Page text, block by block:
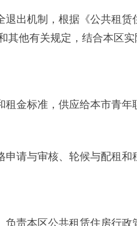
出机制，根据《公共租赁
他有关规定，结合本区实
金标准，供应给本市青年
请与审核、轮候与配租和
本区公共租赁住房行政